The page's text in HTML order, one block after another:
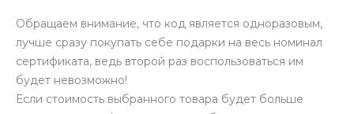
Обращаем внимание, что код является одноразовым,
лучше сразу покупать себе подарки на весь номинал
сертификата, ведь второй раз воспользоваться им
будет невозможно!
Если стоимость выбранного товара будет больше